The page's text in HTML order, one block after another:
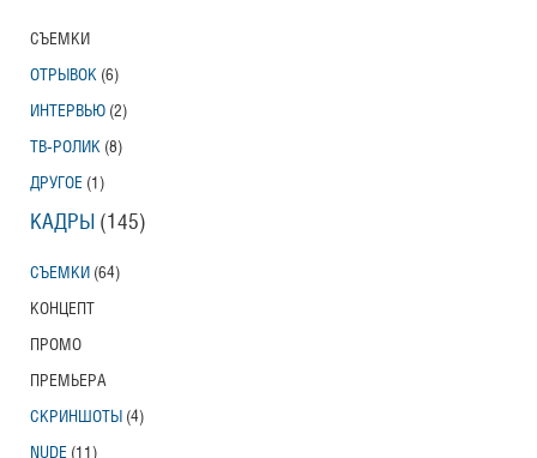
СЪЕМКИ
ОТРЫВОК (6)
ИНТЕРВЬЮ (2)
ТВ-РОЛИК (8)
ДРУГОЕ (1)
КАДРЫ (145)
СЪЕМКИ (64)
КОНЦЕПТ
ПРОМО
ПРЕМЬЕРА
СКРИНШОТЫ (4)
NUDE (11)